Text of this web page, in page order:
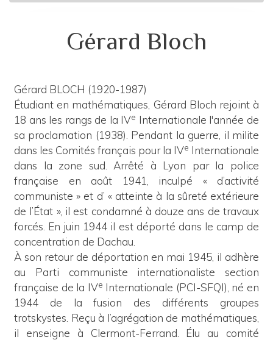
Gérard Bloch
Gérard BLOCH (1920-1987)
Étudiant en mathématiques, Gérard Bloch rejoint à
18 ans les rangs de la IVe Internationale l'année de
sa proclamation (1938). Pendant la guerre, il milite
dans les Comités français pour la IVe Internationale
dans la zone sud. Arrêté à Lyon par la police
française en août 1941, inculpé « d’activité
communiste » et d’ « atteinte à la sûreté extérieure
de l’État », il est condamné à douze ans de travaux
forcés. En juin 1944 il est déporté dans le camp de
concentration de Dachau.
À son retour de déportation en mai 1945, il adhère
au Parti communiste internationaliste section
française de la IVe Internationale (PCI-SFQI), né en
1944 de la fusion des différents groupes
trotskystes. Reçu à l’agrégation de mathématiques,
il enseigne à Clermont-Ferrand. Élu au comité